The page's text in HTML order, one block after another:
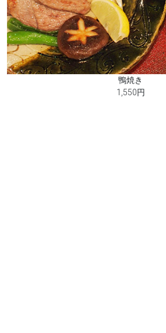
鴨焼き
1,550円